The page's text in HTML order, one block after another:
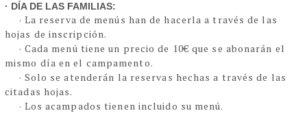
· DÍA DE LAS FAMILIAS:
· La reserva de menús han de hacerla a través de las
hojas de inscripción.
· Cada menú tiene un precio de 10€ que se abonarán el
mismo día en el campamento.
· Solo se atenderán la reservas hechas a través de las
citadas hojas.
· Los acampados tienen incluido su menú.